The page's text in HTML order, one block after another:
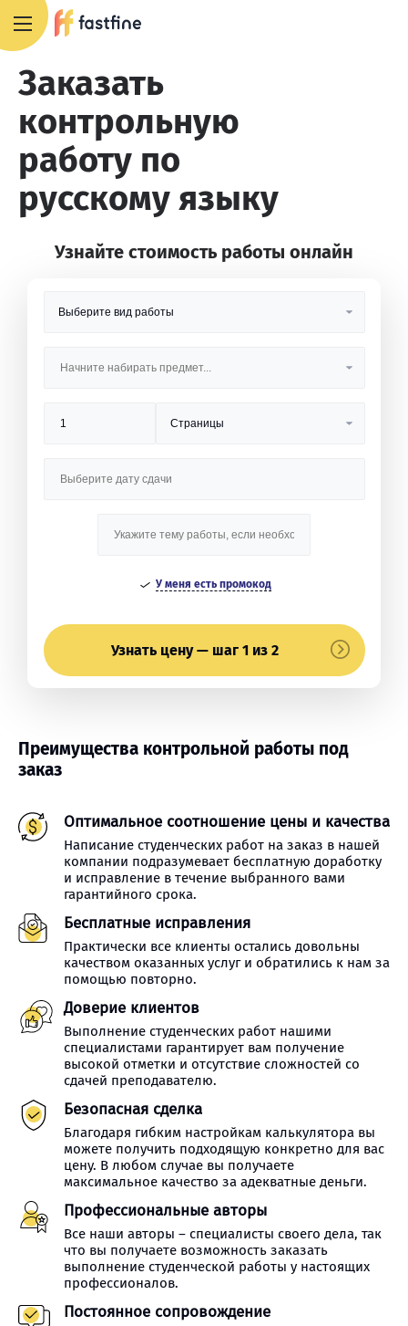
Заказать
контрольную
работу по
русскому языку
Узнайте стоимость работы онлайн
У меня есть промокод
Узнать цену — шаг 1 из 2
Преимущества контрольной работы под
заказ
Оптимальное соотношение цены и качества
Написание студенческих работ на заказ в нашей
компании подразумевает бесплатную доработку
и исправление в течение выбранного вами
гарантийного срока.
Бесплатные исправления
Практически все клиенты остались довольны
качеством оказанных услуг и обратились к нам за
помощью повторно.
Доверие клиентов
Выполнение студенческих работ нашими
специалистами гарантирует вам получение
высокой отметки и отсутствие сложностей со
сдачей преподавателю.
Безопасная сделка
Благодаря гибким настройкам калькулятора вы
можете получить подходящую конкретно для вас
цену. В любом случае вы получаете
максимальное качество за адекватные деньги.
Профессиональные авторы
Все наши авторы – специалисты своего дела, так
что вы получаете возможность заказать
выполнение студенческой работы у настоящих
профессионалов.
Постоянное сопровождение